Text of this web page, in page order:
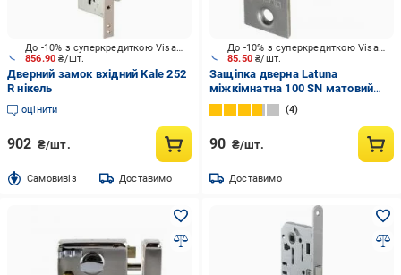
856.90₴/шт.
До -10% з суперкредиткою Visa Вигода
Дверний замок вхідний Kale 252
R нікель
оцінити
902 ₴/шт.
Cамовивіз Доставимо
85.50₴/шт.
До -10% з суперкредиткою Visa Вигода
Защіпка дверна Latuna
міжкімнатна 100 SN матовий
нікель
4
90 ₴/шт.
Доставимо